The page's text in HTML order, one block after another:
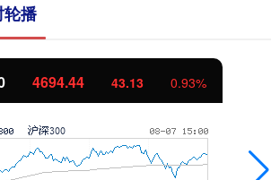
播
4694.44 43.13 0.93%